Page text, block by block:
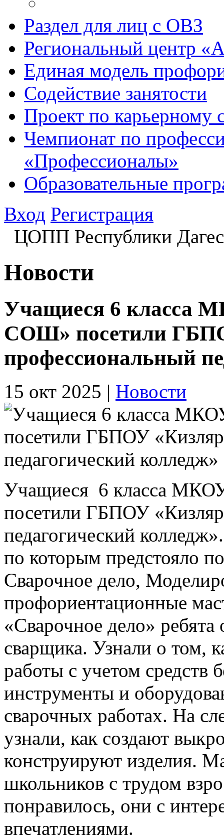
Раздел для лиц с ОВЗ
Региональный центр
Единая модель
Содействие занятости
Проект по
Чемпионат по
«Профессионалы»
Образовательные
Вход Регистрация
ЦОПП Республики
Новости
Учащиеся 6 класса
СОШ» посетили
профессиональный
15 окт 2025 | Новости
Учащиеся 6 класса
посетили ГБПОУ
педагогический
по которым предстояло
Сварочное дело,
профориентационные
«Сварочное дело»
сварщика. Узнали о том,
работы с учетом средств
инструменты и
сварочных работах. На
узнали, как создают
конструируют изделия.
школьников с трудом
понравилось, они с
впечатлениями.